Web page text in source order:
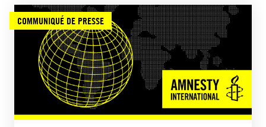
COMMUNIQUÉ DE PRESSE